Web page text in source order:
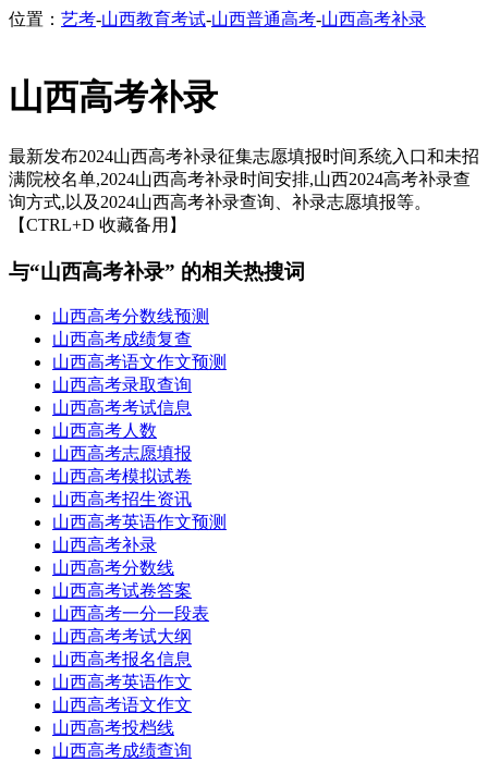
位置： 艺考-山西教育考试-山西普通高考-山西高考补录
山西高考补录
最新发布2024山西高考补录征集志愿填报时间系统入口和未招
满院校名单,2024山西高考补录时间安排,山西2024高考补录查
询方式,以及2024山西高考补录查询、补录志愿填报等。
【CTRL+D 收藏备用】
与“山西高考补录” 的相关热搜词
山西高考分数线预测
山西高考成绩复查
山西高考语文作文预测
山西高考录取查询
山西高考考试信息
山西高考人数
山西高考志愿填报
山西高考模拟试卷
山西高考招生资讯
山西高考英语作文预测
山西高考补录
山西高考分数线
山西高考试卷答案
山西高考一分一段表
山西高考考试大纲
山西高考报名信息
山西高考英语作文
山西高考语文作文
山西高考投档线
山西高考成绩查询